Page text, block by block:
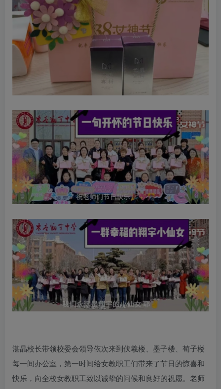
湛晶校长带领校委会领导依次来到伏羲楼、墨子楼、荀子楼
每一间办公室，第一时间给女教职工们带来了节日的惊喜和
快乐，向全校女教职工致以诚挚的问候和良好的祝愿。老师